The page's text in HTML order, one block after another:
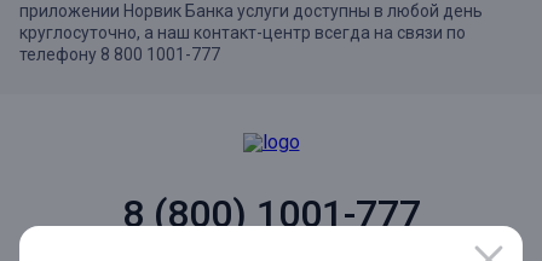
приложении Норвик Банка услуги доступны в любой день
круглосуточно, а наш контакт-центр всегда на связи по
телефону 8 800 1001-777
8 (800) 1001-777